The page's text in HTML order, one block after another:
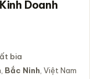
Doanh
bia
Bắc Ninh , Việt Nam